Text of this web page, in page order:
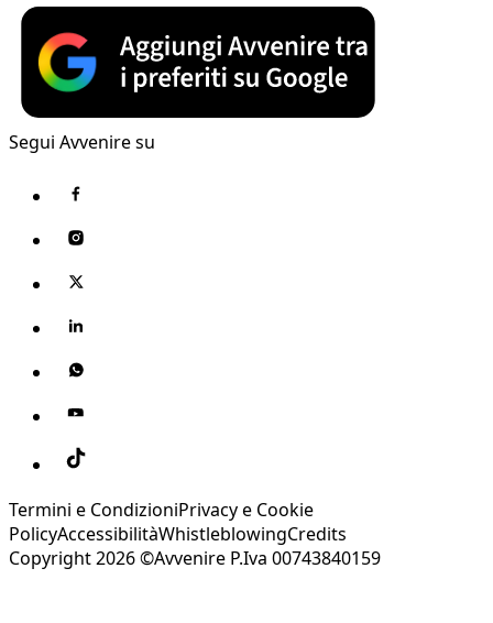
Segui Avvenire su
Termini e CondizioniPrivacy e Cookie
PolicyAccessibilitàWhistleblowingCredits
Copyright 2026 ©Avvenire P.Iva 00743840159